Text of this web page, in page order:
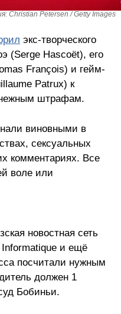
Christian Petersen / Getty Images
экс-творческого
(Serge Hascoët), его
François) и гейм-
Patrux) к
штрафам.
виновными в
сексуальных
комментариях. Все
воле или
новостная сеть
и ещё
посчитали нужным
должен 1
Бобиньи.